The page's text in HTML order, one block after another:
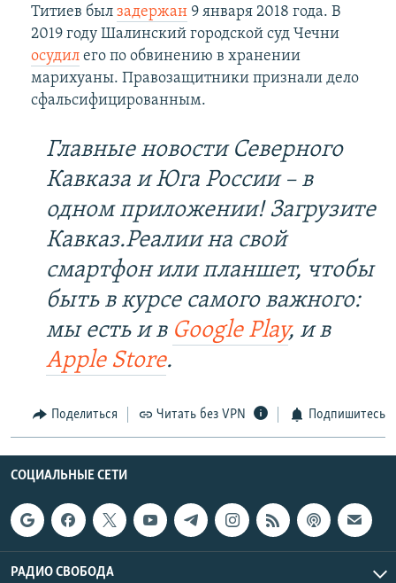
Титиев был задержан9 января 2018 года. В
2019 году Шалинский городской суд Чечни
осудилего по обвинению в хранении
марихуаны. Правозащитники признали дело
сфальсифицированным.
Главные новости Северного
Кавказа и Юга России – в
одном приложении! Загрузите
Кавказ.Реалии на свой
смартфон или планшет, чтобы
быть в курсе самого важного:
мы есть и в Google Play, и в
Apple Store.
Поделиться Читать без VPN Подпишитесь
СОЦИАЛЬНЫЕ СЕТИ
РАДИО СВОБОДА